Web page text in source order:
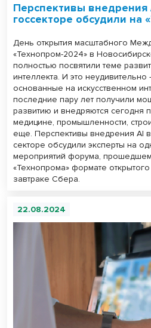
Перспективы внедрения
госсекторе обсудили на
День открытия масштабного
«Технопром-2024» в
полностью посвятили теме
интеллекта. И это неудивительно
основанные на искусственном
последние пару лет получили
развитию и внедряются сегодня
медицине, промышленности,
еще. Перспективы внедрения AI
секторе обсудили эксперты на
мероприятий форума,
«Технопрома» формате
завтраке Сбера.
22.08.2024